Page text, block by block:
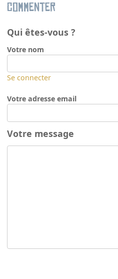
Commenter
Qui êtes-vous ?
Votre nom
Se connecter
Votre adresse email
Votre message